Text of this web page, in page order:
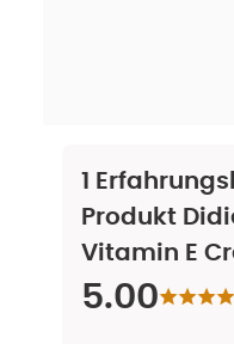
1
Produkt
Vitamin E
5.00